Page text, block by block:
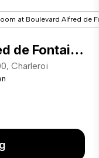
at Boulevard Alfred de
Room at Boulevard Alfred de Fontaine 27
Charleroi